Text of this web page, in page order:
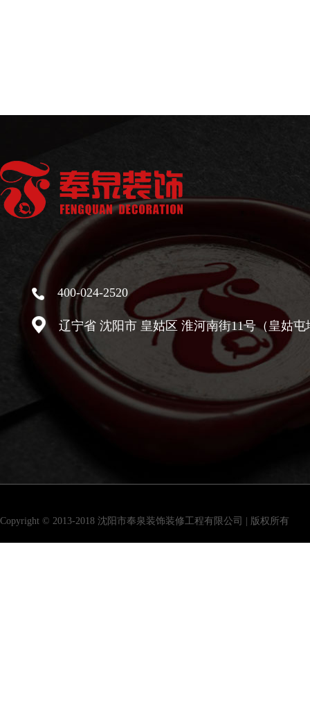
400-024-2520
辽宁省 沈阳市 皇姑区 淮河南街11号（皇姑
Copyright © 2013-2018 沈阳市奉泉装饰装修工程有限公司 | 版权所有